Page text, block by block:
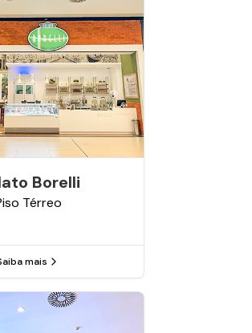
Borelli
Térreo
mais